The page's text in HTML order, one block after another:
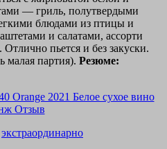
— гриль, полутвердыми
блюдами из птицы и
и салатами, ассорти
пьется и без закуски.
малая партия). Резюме:
экстраординарно